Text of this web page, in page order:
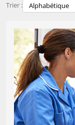
Trier :